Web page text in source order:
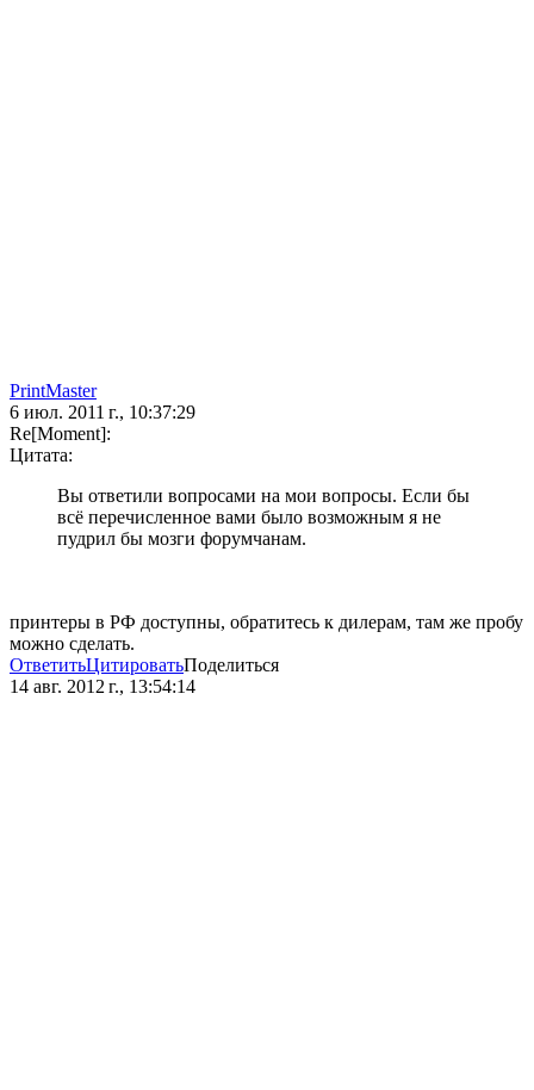
PrintMaster
6 июл. 2011 г., 10:37:29
Re[Moment]:
Цитата:
Вы ответили вопросами на мои вопросы. Если бы
всё перечисленное вами было возможным я не
пудрил бы мозги форумчанам.
принтеры в РФ доступны, обратитесь к дилерам, там же пробу
можно сделать.
ОтветитьЦитироватьПоделиться
14 авг. 2012 г., 13:54:14